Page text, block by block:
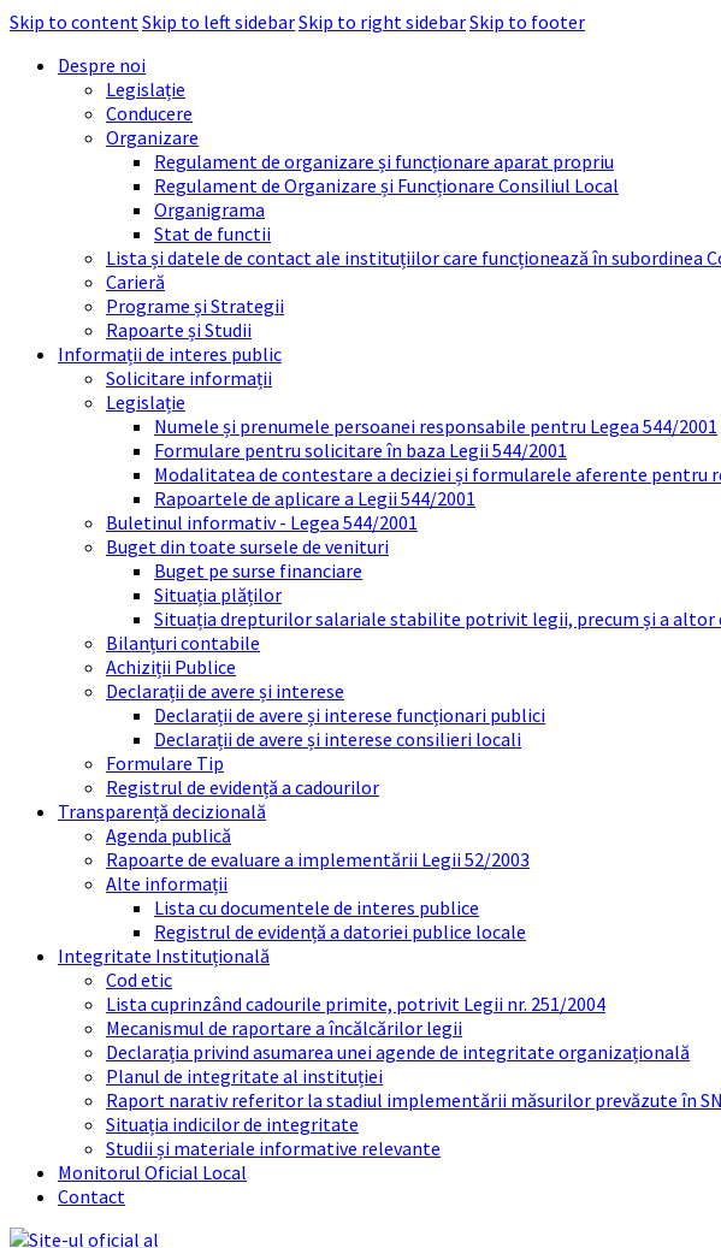
Skip to contentSkip to left sidebarSkip to right sidebarSkip to footer
Despre noi
Legislație
Conducere
Organizare
Regulament de organizare și funcționare aparat propriu
Regulament de Organizare și Funcționare Consiliul Local
Organigrama
Stat de functii
Lista și datele de contact ale instituțiilor care funcționează în subordinea
Carieră
Programe și Strategii
Rapoarte și Studii
Informații de interes public
Solicitare informații
Legislație
Numele și prenumele persoanei responsabile pentru Legea 544/2001
Formulare pentru solicitare în baza Legii 544/2001
Modalitatea de contestare a deciziei și formularele aferente pentru
Rapoartele de aplicare a Legii 544/2001
Buletinul informativ - Legea 544/2001
Buget din toate sursele de venituri
Buget pe surse financiare
Situația plăților
Situația drepturilor salariale stabilite potrivit legii, precum și a altor
Bilanțuri contabile
Achiziții Publice
Declarații de avere și interese
Declarații de avere și interese funcționari publici
Declarații de avere și interese consilieri locali
Formulare Tip
Registrul de evidență a cadourilor
Transparență decizională
Agenda publică
Rapoarte de evaluare a implementării Legii 52/2003
Alte informații
Lista cu documentele de interes publice
Registrul de evidență a datoriei publice locale
Integritate Instituțională
Cod etic
Lista cuprinzând cadourile primite, potrivit Legii nr. 251/2004
Mecanismul de raportare a încălcărilor legii
Declarația privind asumarea unei agende de integritate organizațională
Planul de integritate al instituției
Raport narativ referitor la stadiul implementării măsurilor prevăzute în
Situația indicilor de integritate
Studii și materiale informative relevante
Monitorul Oficial Local
Contact